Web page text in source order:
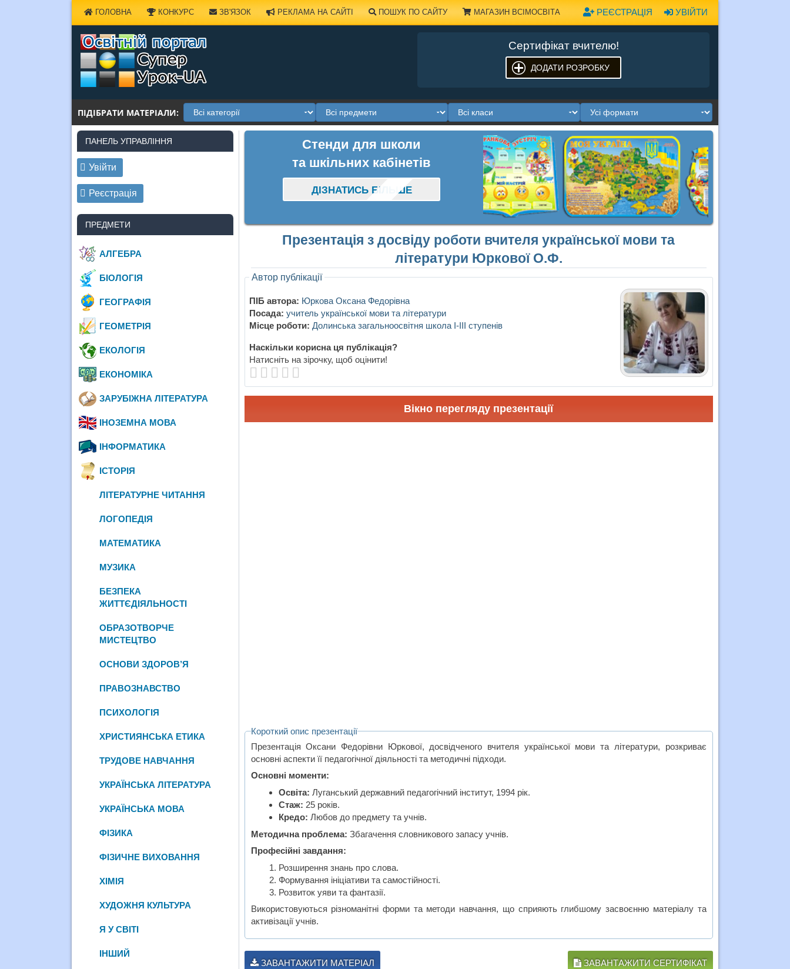
УВІЙТИ
РЕЄСТРАЦІЯ
ГОЛОВНА КОНКУРС ЗВ'ЯЗОК РЕКЛАМА НА САЙТІ ПОШУК ПО САЙТУ МАГАЗИН ВСІМОСВІТА
Сертифікат вчителю!
ДОДАТИ РОЗРОБКУ
ПІДІБРАТИ МАТЕРІАЛИ:
Стенди для школи
та шкільних кабінетів
ДІЗНАТИСЬ БІЛЬШЕ
Презентація з досвіду роботи вчителя української мови та
літератури Юркової О.Ф.
Автор публікації
ПІБ автора: Юркова Оксана Федорівна
Посада: учитель української мови та літератури
Місце роботи: Долинська загальноосвітня школа I-III ступенів
Наскільки корисна ця публікація?
Натисніть на зірочку, щоб оцінити!
Вікно перегляду презентації
Короткий опис презентації
Презентація Оксани Федорівни Юркової, досвідченого вчителя української мови та літератури, розкриває
основні аспекти її педагогічної діяльності та методичні підходи.
Основні моменти:
Освіта: Луганський державний педагогічний інститут, 1994 рік.
Стаж: 25 років.
Кредо: Любов до предмету та учнів.
Методична проблема: Збагачення словникового запасу учнів.
Професійні завдання:
Розширення знань про слова.
Формування ініціативи та самостійності.
Розвиток уяви та фантазії.
Використовуються різноманітні форми та методи навчання, що сприяють глибшому засвоєнню матеріалу та
активізації учнів.
ЗАВАНТАЖИТИ МАТЕРІАЛ ЗАВАНТАЖИТИ СЕРТИФІКАТ
ПАНЕЛЬ УПРАВЛІННЯ
Увійти
Реєстрація
ПРЕДМЕТИ
АЛГЕБРА
БІОЛОГІЯ
ГЕОГРАФІЯ
ГЕОМЕТРІЯ
ЕКОЛОГІЯ
ЕКОНОМІКА
ЗАРУБІЖНА ЛІТЕРАТУРА
ІНОЗЕМНА МОВА
ІНФОРМАТИКА
ІСТОРІЯ
ЛІТЕРАТУРНЕ ЧИТАННЯ
ЛОГОПЕДІЯ
МАТЕМАТИКА
МУЗИКА
БЕЗПЕКА
ЖИТТЄДІЯЛЬНОСТІ
ОБРАЗОТВОРЧЕ
МИСТЕЦТВО
ОСНОВИ ЗДОРОВ’Я
ПРАВОЗНАВСТВО
ПСИХОЛОГІЯ
ХРИСТИЯНСЬКА ЕТИКА
ТРУДОВЕ НАВЧАННЯ
УКРАЇНСЬКА ЛІТЕРАТУРА
УКРАЇНСЬКА МОВА
ФІЗИКА
ФІЗИЧНЕ ВИХОВАННЯ
ХІМІЯ
ХУДОЖНЯ КУЛЬТУРА
Я У СВІТІ
ІНШИЙ